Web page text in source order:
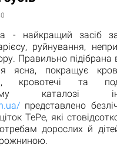
- найкращий засіб
руйнування,
Правильно
ясна, покращує
кровотечі та
каталозі
представлено
ТеРе, які
дорослих й